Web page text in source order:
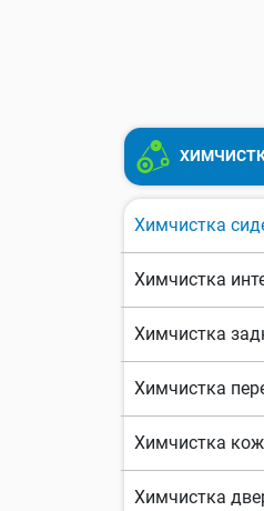
Химчистка
Химчистка
Химчистка
Химчистка
Химчистка
Химчистка